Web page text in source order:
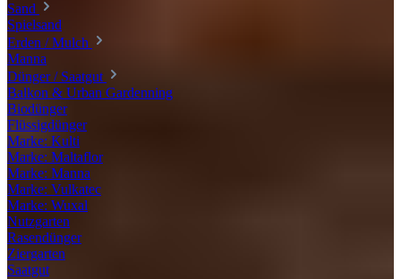
Sand
Spielsand
Erden / Mulch
Manna
Dünger / Saatgut
Balkon & Urban Gardenning
Biodünger
Flüssigdünger
Marke: Kulti
Marke: Maltaflor
Marke: Manna
Marke: Vulkatec
Marke: Wuxal
Nutzgarten
Rasendünger
Ziergarten
Saatgut